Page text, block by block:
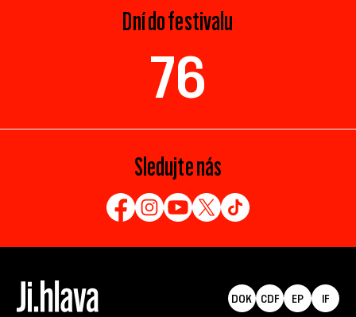
Dní do festivalu
76
Sledujte nás
DOK CDF EP IF